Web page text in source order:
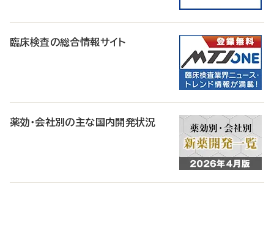
臨床検査の総合情報サイト
薬効・会社別の主な国内開発状況